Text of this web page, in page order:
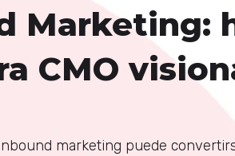
Marketing:
CMO
marketing puede